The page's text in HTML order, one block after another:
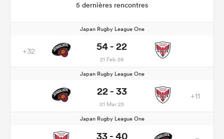
5 dernières rencontres
Japan Rugby League One
+32 54 - 22
21 Feb 26
Japan Rugby League One
22 - 33
01 Mar 25
+11
Japan Rugby League One
33 - 40